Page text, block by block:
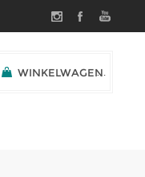
WINKELWAGEN